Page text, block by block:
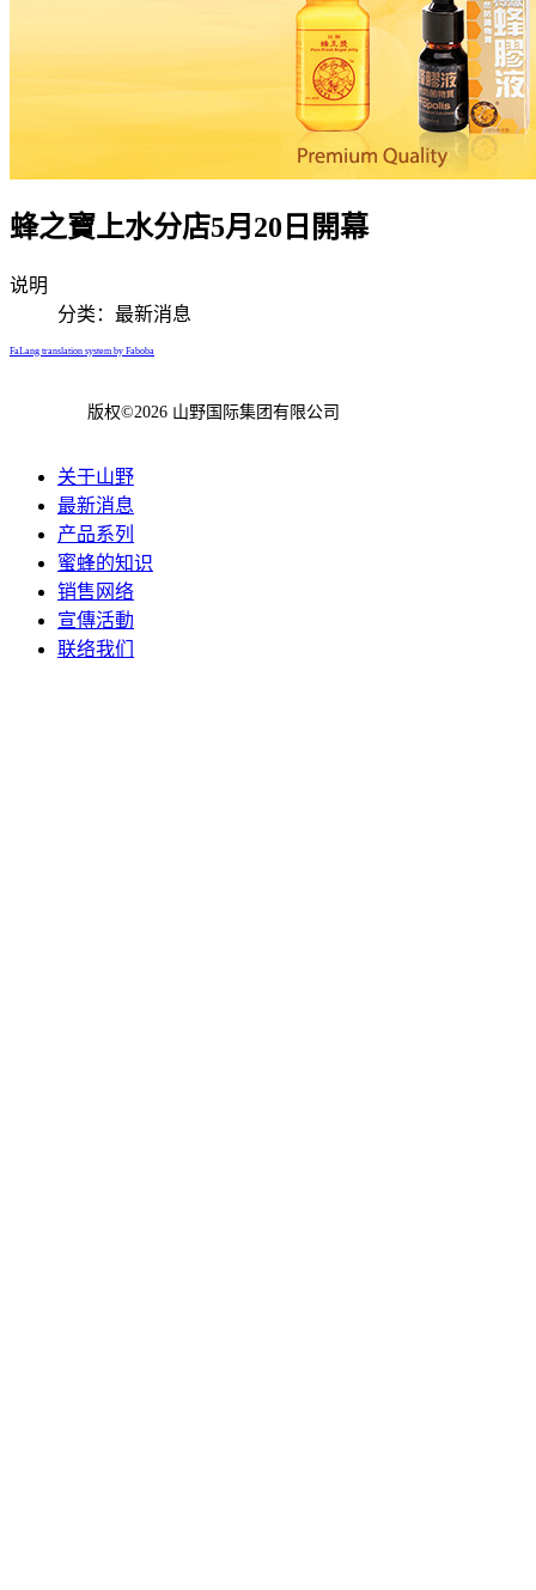
蜂之寶上水分店5月20日開幕
说明
分类： 最新消息
FaLang translation system by Faboba
版权©2026 山野国际集团有限公司
关于山野
最新消息
产品系列
蜜蜂的知识
销售网络
宣傳活動
联络我们